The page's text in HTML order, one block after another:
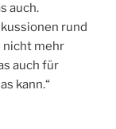
auch.
rund
nicht mehr
auch für
kann.“